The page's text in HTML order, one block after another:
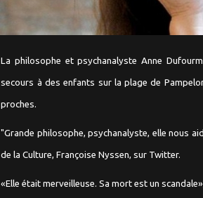
La philosophe et psychanalyste Anne
secours à des enfants sur la plage de
proches.
"Grande philosophe, psychanalyste, elle nous
de la Culture, Françoise Nyssen, sur Twitter.
«Elle était merveilleuse. Sa mort est un